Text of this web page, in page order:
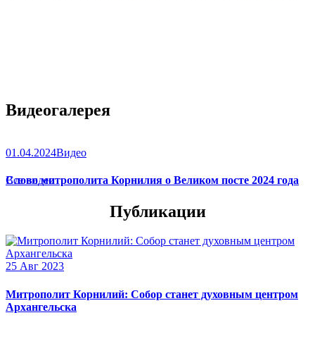
Видеогалерея
01.04.2024Видео
Слово митрополита Корнилия о Великом посте 2024 года
Все видео
Публикации
25 Авг 2023
Митрополит Корнилий: Собор станет духовным центром
Архангельска